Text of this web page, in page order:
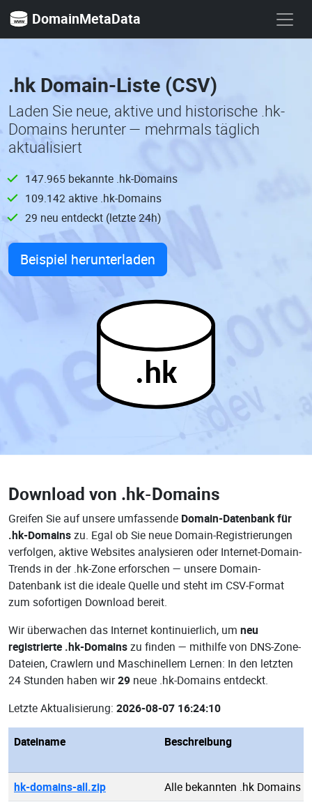
DomainMetaData
.hk Domain-Liste (CSV)
Laden Sie neue, aktive und historische .hk-
Domains herunter — mehrmals täglich
aktualisiert
147.965 bekannte .hk-Domains
109.142 aktive .hk-Domains
29 neu entdeckt (letzte 24h)
Beispiel herunterladen
.hk
Download von .hk-Domains
Greifen Sie auf unsere umfassende Domain-Datenbank für
.hk-Domainszu. Egal ob Sie neue Domain-Registrierungen
verfolgen, aktive Websites analysieren oder Internet-Domain-
Trends in der .hk-Zone erforschen — unsere Domain-
Datenbank ist die ideale Quelle und steht im CSV-Format
zum sofortigen Download bereit.
Wir überwachen das Internet kontinuierlich, um neu
registrierte .hk-Domainszu finden — mithilfe von DNS-Zone-
Dateien, Crawlern und Maschinellem Lernen: In den letzten
24 Stunden haben wir29 neue .hk-Domains entdeckt.
Letzte Aktualisierung: 2026-08-07 16:24:10
Dateiname Beschreibung
hk-domains-all.zip
Alle bekannten .hk Domains